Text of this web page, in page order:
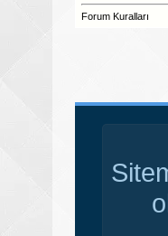
Forum Kuralları